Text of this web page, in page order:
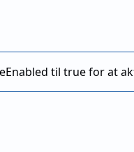
til true for at